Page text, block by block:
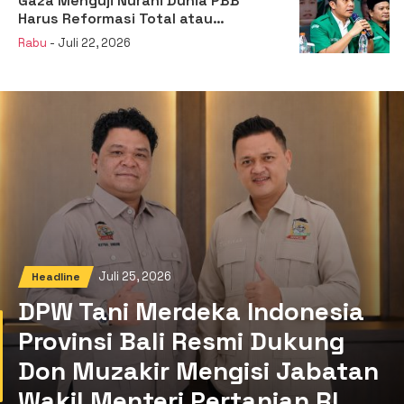
Harus Reformasi Total atau
Kehilangan Legitimasi
Rabu - Juli 22, 2026
Headline Juli 25, 2026
DPW Tani Merdeka Indonesia
Provinsi Bali Resmi Dukung
Don Muzakir Mengisi Jabatan